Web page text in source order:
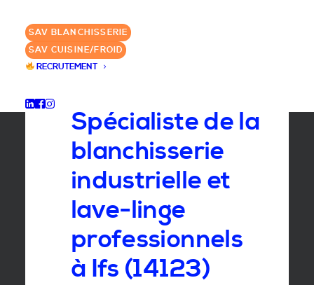
SAV BLANCHISSERIE
SAV CUISINE/FROID
RECRUTEMENT
✆ 09 78 083 083
Spécialiste de la
blanchisserie
industrielle et
lave-linge
professionnels
à Ifs (14123)